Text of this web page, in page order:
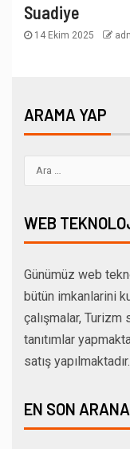
Suadiye
14 Ekim 2025
ARAMA YAP
WEB
Günümüz web
bütün imkanlarini
çalışmalar, Turizm
tanıtımlar
satış
EN SON